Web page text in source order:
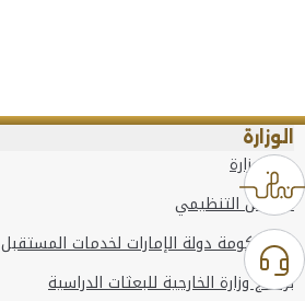
الوزارة
عن الوزارة
الهيكل التنظيمي
وعد حكومة دولة الإمارات لخدمات المستقبل
برنامج وزارة الخارجية للبعثات الدراسية